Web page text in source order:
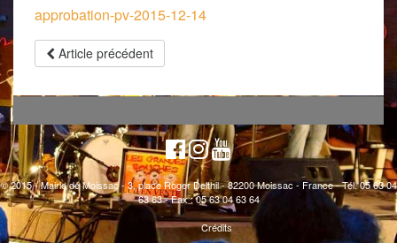
approbation-pv-2015-12-14
Article précédent
© 2015 - Mairie de Moissac - 3, place Roger Delthil - 82200 Moissac - France - Tél. 05 63 04
63 63 - Fax : 05 63 04 63 64
Crédits